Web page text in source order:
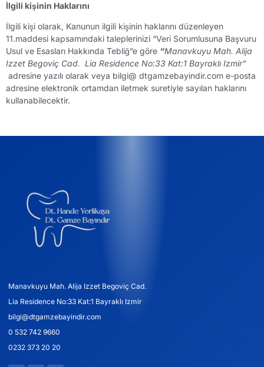
İlgili kişinin Haklarını
İlgili kişi olarak, Kanunun ilgili kişinin haklarını düzenleyen
11.maddesi kapsamındaki taleplerinizi “Veri Sorumlusuna Başvuru
Usul ve Esasları Hakkında Tebliğ”e göre “Manavkuyu Mah. Alija
Izzet Begoviç Cad. Lia Residence No:33 Kat:1 Bayraklı Izmir”
adresine yazılı olarak veya bilgi@ dtgamzebayindir.com e-posta
adresine elektronik ortamdan iletmek suretiyle sayılan haklarını
kullanabilecektir.
Manavkuyu Mah. Alija Izzet Begoviç Cad.
Lia Residence No:33 Kat:1 Bayraklı Izmir
bilgi@dtgamzebayindir.com
0 532 742 9660
0232 373 20 20